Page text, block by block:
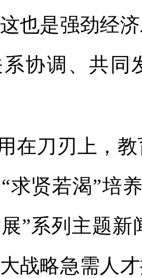
也是强劲经
协调、共同
在刀刃上，
求贤若渴”培
”系列主题
战略急需人